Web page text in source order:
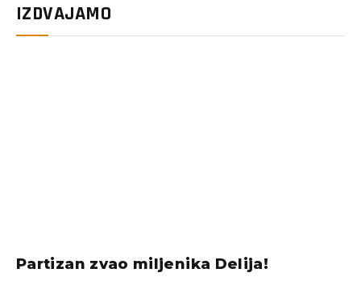
IZDVAJAMO
Partizan zvao miljenika Delija!